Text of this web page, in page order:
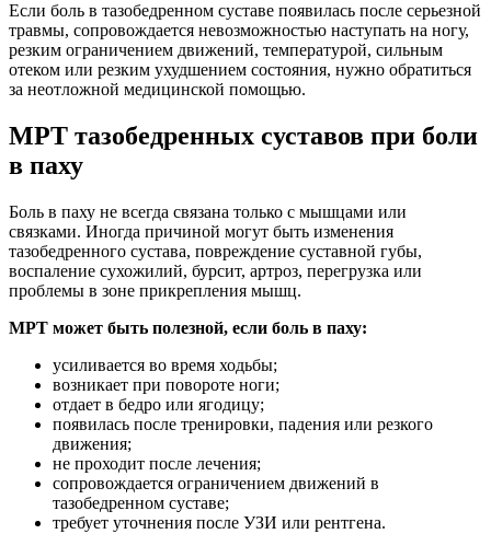
Если боль в тазобедренном суставе появилась после серьезной
травмы, сопровождается невозможностью наступать на ногу,
резким ограничением движений, температурой, сильным
отеком или резким ухудшением состояния, нужно обратиться
за неотложной медицинской помощью.
МРТ тазобедренных суставов при боли
в паху
Боль в паху не всегда связана только с мышцами или
связками. Иногда причиной могут быть изменения
тазобедренного сустава, повреждение суставной губы,
воспаление сухожилий, бурсит, артроз, перегрузка или
проблемы в зоне прикрепления мышц.
МРТ может быть полезной, если боль в паху:
усиливается во время ходьбы;
возникает при повороте ноги;
отдает в бедро или ягодицу;
появилась после тренировки, падения или резкого
движения;
не проходит после лечения;
сопровождается ограничением движений в
тазобедренном суставе;
требует уточнения после УЗИ или рентгена.